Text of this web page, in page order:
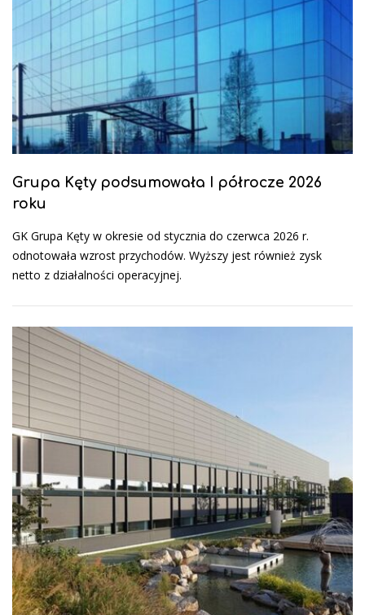
Grupa Kęty podsumowała I półrocze 2026
roku
GK Grupa Kęty w okresie od stycznia do czerwca 2026 r.
odnotowała wzrost przychodów. Wyższy jest również zysk
netto z działalności operacyjnej.